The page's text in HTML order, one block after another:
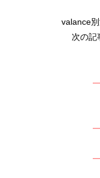
valance別
次の記